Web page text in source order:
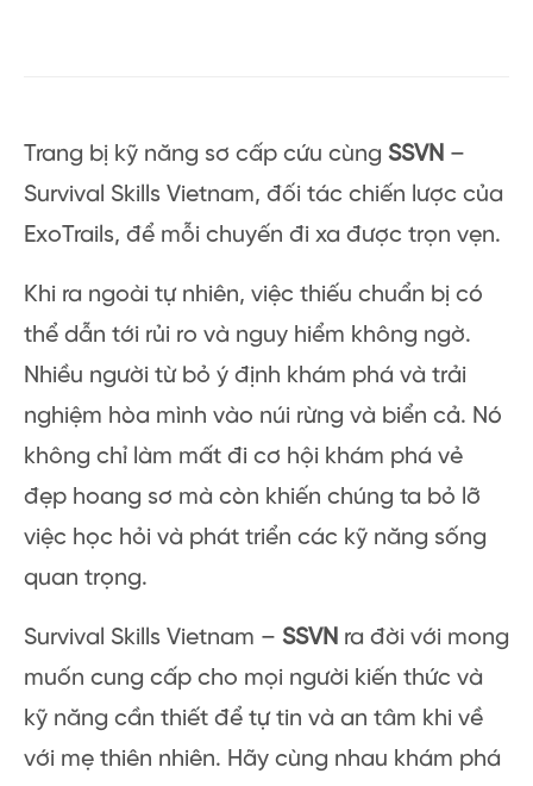
Trang bị kỹ năng sơ cấp cứu cùng SSVN –
Survival Skills Vietnam, đối tác chiến lược của
ExoTrails, để mỗi chuyến đi xa được trọn vẹn.
Khi ra ngoài tự nhiên, việc thiếu chuẩn bị có
thể dẫn tới rủi ro và nguy hiểm không ngờ.
Nhiều người từ bỏ ý định khám phá và trải
nghiệm hòa mình vào núi rừng và biển cả. Nó
không chỉ làm mất đi cơ hội khám phá vẻ
đẹp hoang sơ mà còn khiến chúng ta bỏ lỡ
việc học hỏi và phát triển các kỹ năng sống
quan trọng.
Survival Skills Vietnam – SSVN ra đời với mong
muốn cung cấp cho mọi người kiến thức và
kỹ năng cần thiết để tự tin và an tâm khi về
với mẹ thiên nhiên. Hãy cùng nhau khám phá